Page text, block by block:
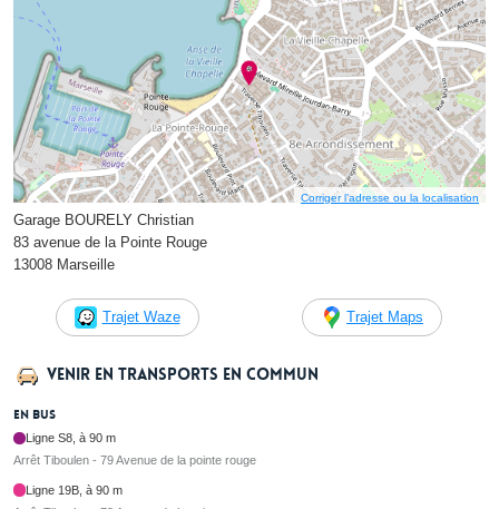
Corriger l’adresse ou la localisation
Garage BOURELY Christian
83 avenue de la Pointe Rouge
13008 Marseille
Trajet Waze Trajet Maps
Venir en transports en commun
En bus
Ligne S8, à 90 m
Arrêt Tiboulen - 79 Avenue de la pointe rouge
Ligne 19B, à 90 m